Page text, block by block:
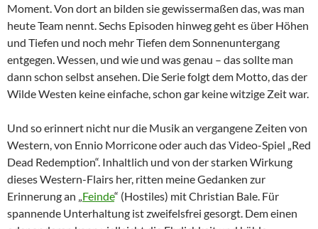
Moment. Von dort an bilden sie gewissermaßen das, was man
heute Team nennt. Sechs Episoden hinweg geht es über Höhen
und Tiefen und noch mehr Tiefen dem Sonnenuntergang
entgegen. Wessen, und wie und was genau – das sollte man
dann schon selbst ansehen. Die Serie folgt dem Motto, das der
Wilde Westen keine einfache, schon gar keine witzige Zeit war.
Und so erinnert nicht nur die Musik an vergangene Zeiten von
Western, von Ennio Morricone oder auch das Video-Spiel „Red
Dead Redemption“. Inhaltlich und von der starken Wirkung
dieses Western-Flairs her, ritten meine Gedanken zur
Erinnerung an „ Feinde“ (Hostiles) mit Christian Bale. Für
spannende Unterhaltung ist zweifelsfrei gesorgt. Dem einen